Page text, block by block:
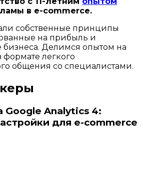
в e-commerce.
собственные принципы
на прибыль и
Делимся опытом на
формате легкого
общения со специалистами.
Google Analytics 4:
для e-commerce